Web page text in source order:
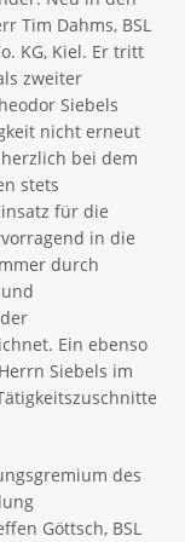
Tim Dahms, BSL
KG, Kiel. Er tritt
zweiter
Siebels
nicht erneut
bei dem
stets
für die
in die
durch
Ein ebenso
Siebels im
des
Göttsch, BSL